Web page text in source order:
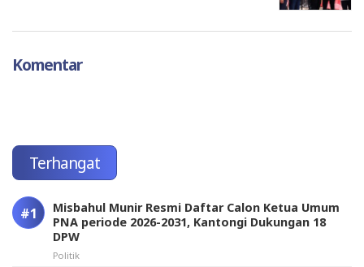
Komentar
Terhangat
Misbahul Munir Resmi Daftar Calon Ketua Umum
PNA periode 2026-2031, Kantongi Dukungan 18
DPW
Politik